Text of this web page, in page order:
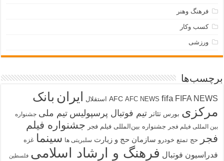
فرهنگ وهنر
کسب وکار
ورزشی
برچسب‌ها
AFC AFC NEWS fifa FIFA NEWS استقلال ایران بانک
مرکزی بورس تئاتر تیم فوتبال پرسپولیس تیم ملی جشنواره
بین المللی فیلم فجر جشنواره بین‌المللی فیلم فجر جشنواره فیلم
فجر
حج تمتع خودرو سازمان حج و زیارت سلبریتی ها سینما غزه
فدراسیون فوتبال فرهنگ و ارشاد اسلامی فلسطین